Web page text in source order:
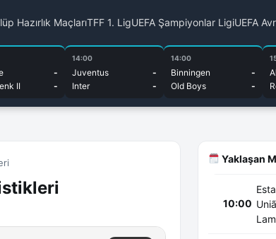
Hazırlık MaçlarıTFF 1. LigUEFA Şampiyonlar LigiUEFA
-
II
-
14:00
Juventus
-
Inter
-
14:00
Binningen
-
Old Boys
-
Yaklaşan
10:00